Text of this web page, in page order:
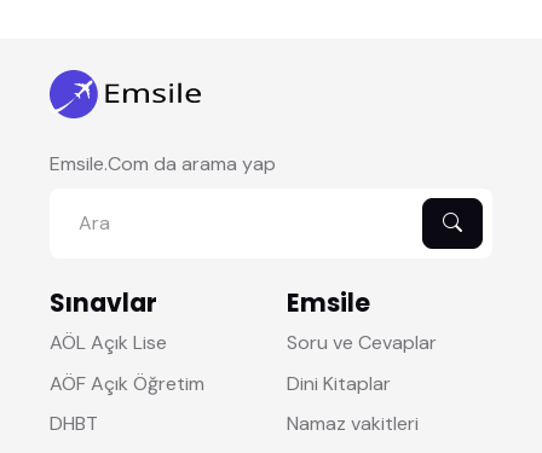
Emsile.Com da arama yap
Sınavlar
AÖL Açık Lise
AÖF Açık Öğretim
DHBT
Emsile
Soru ve Cevaplar
Dini Kitaplar
Namaz vakitleri